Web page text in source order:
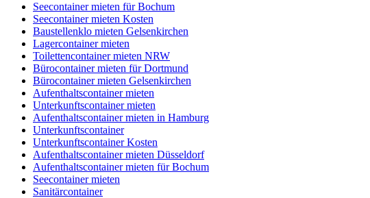
Seecontainer mieten für Bochum
Seecontainer mieten Kosten
Baustellenklo mieten Gelsenkirchen
Lagercontainer mieten
Toilettencontainer mieten NRW
Bürocontainer mieten für Dortmund
Bürocontainer mieten Gelsenkirchen
Aufenthaltscontainer mieten
Unterkunftscontainer mieten
Aufenthaltscontainer mieten in Hamburg
Unterkunftscontainer
Unterkunftscontainer Kosten
Aufenthaltscontainer mieten Düsseldorf
Aufenthaltscontainer mieten für Bochum
Seecontainer mieten
Sanitärcontainer